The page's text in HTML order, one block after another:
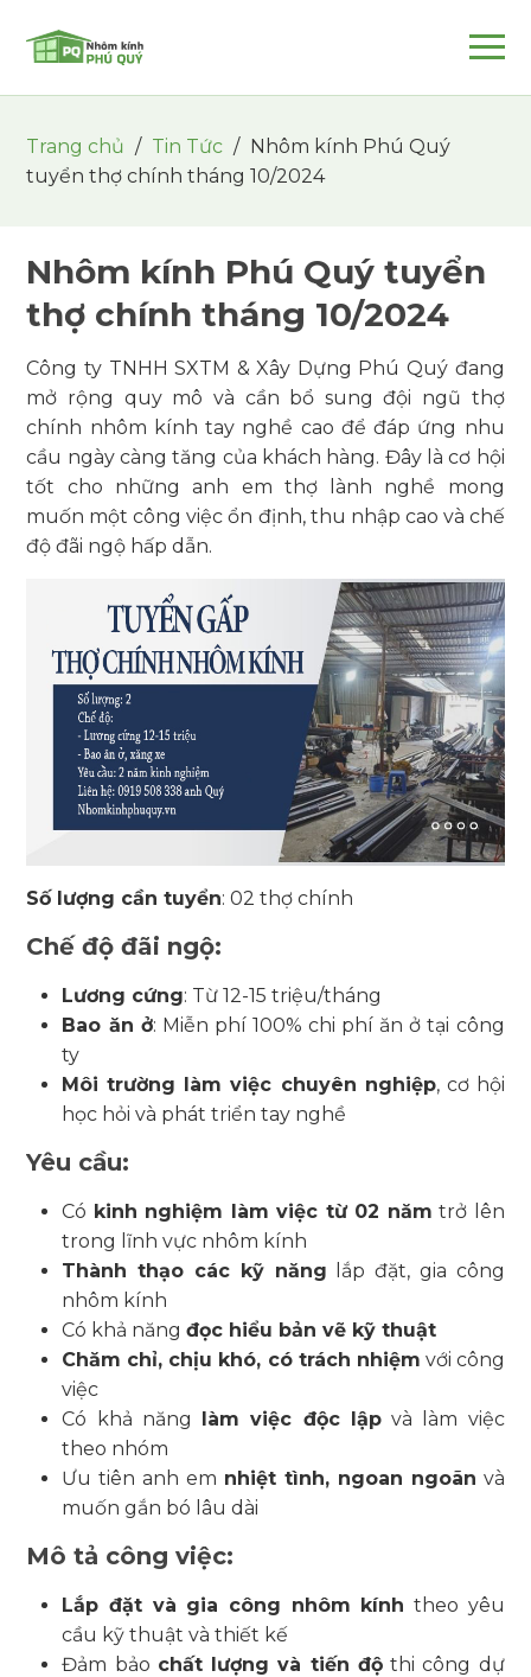
Trang chủ / Tin Tức / Nhôm kính Phú Quý
tuyển thợ chính tháng 10/2024
Nhôm kính Phú Quý tuyển
thợ chính tháng 10/2024
Công ty TNHH SXTM & Xây Dựng Phú Quý đang
mở rộng quy mô và cần bổ sung đội ngũ thợ
chính nhôm kính tay nghề cao để đáp ứng nhu
cầu ngày càng tăng của khách hàng. Đây là cơ hội
tốt cho những anh em thợ lành nghề mong
muốn một công việc ổn định, thu nhập cao và chế
độ đãi ngộ hấp dẫn.
Số lượng cần tuyển: 02 thợ chính
Chế độ đãi ngộ:
Lương cứng: Từ 12-15 triệu/tháng
Bao ăn ở: Miễn phí 100% chi phí ăn ở tại công
ty
Môi trường làm việc chuyên nghiệp, cơ hội
học hỏi và phát triển tay nghề
Yêu cầu:
Có kinh nghiệm làm việc từ 02 năm trở lên
trong lĩnh vực nhôm kính
Thành thạo các kỹ năng lắp đặt, gia công
nhôm kính
Có khả năngđọc hiểu bản vẽ kỹ thuật
Chăm chỉ, chịu khó, có trách nhiệm với công
việc
Có khả năng làm việc độc lậpvà làm việc
theo nhóm
Ưu tiên anh em nhiệt tình, ngoan ngoãn và
muốn gắn bó lâu dài
Mô tả công việc:
Lắp đặt và gia công nhôm kính theo yêu
cầu kỹ thuật và thiết kế
Đảm bảo chất lượng và tiến độthi công dự